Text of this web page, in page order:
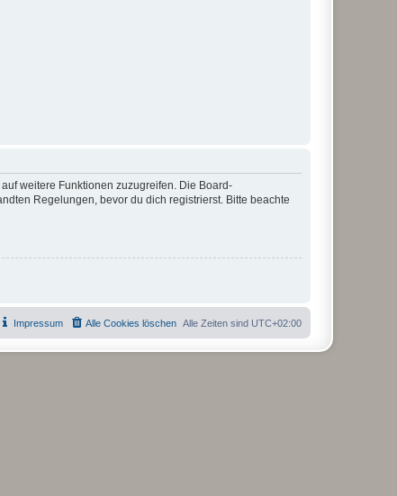
weitere Funktionen zuzugreifen. Die Board-
Regelungen, bevor du dich registrierst. Bitte beachte
Alle Zeiten sind UTC+02:00
Alle Cookies löschen
Impressum